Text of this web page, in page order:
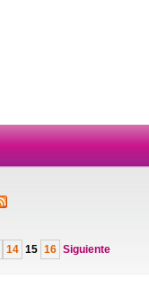
14 15 16 Siguiente